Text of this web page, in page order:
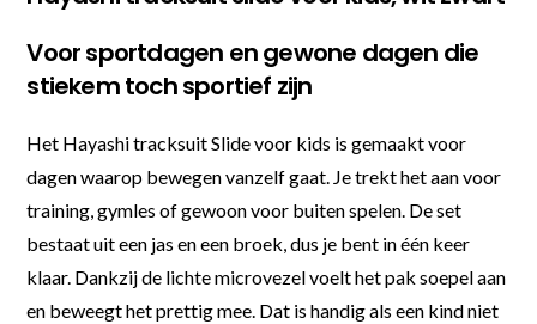
Voor sportdagen en gewone dagen die
stiekem toch sportief zijn
Het Hayashi tracksuit Slide voor kids is gemaakt voor
dagen waarop bewegen vanzelf gaat. Je trekt het aan voor
training, gymles of gewoon voor buiten spelen. De set
bestaat uit een jas en een broek, dus je bent in één keer
klaar. Dankzij de lichte microvezel voelt het pak soepel aan
en beweegt het prettig mee. Dat is handig als een kind niet